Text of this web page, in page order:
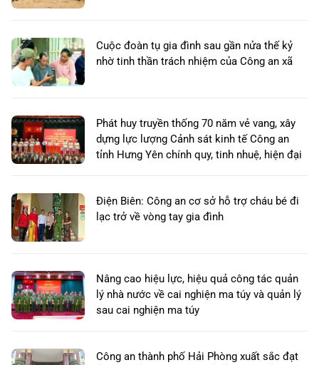
Cuộc đoàn tụ gia đình sau gần nửa thế kỷ
nhờ tinh thần trách nhiệm của Công an xã
Phát huy truyền thống 70 năm vẻ vang, xây
dựng lực lượng Cảnh sát kinh tế Công an
tỉnh Hưng Yên chính quy, tinh nhuệ, hiện đại
Điện Biên: Công an cơ sở hỗ trợ cháu bé đi
lạc trở về vòng tay gia đình
Nâng cao hiệu lực, hiệu quả công tác quản
lý nhà nước về cai nghiện ma túy và quản lý
sau cai nghiện ma túy
Công an thành phố Hải Phòng xuất sắc đạt